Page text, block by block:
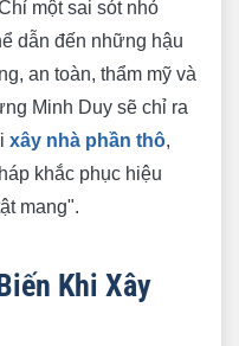
một sai sót nhỏ
dẫn đến những hậu
an toàn, thẩm mỹ và
Minh Duy sẽ chỉ ra
xây nhà phần thô,
khắc phục hiệu
mang".
Khi Xây